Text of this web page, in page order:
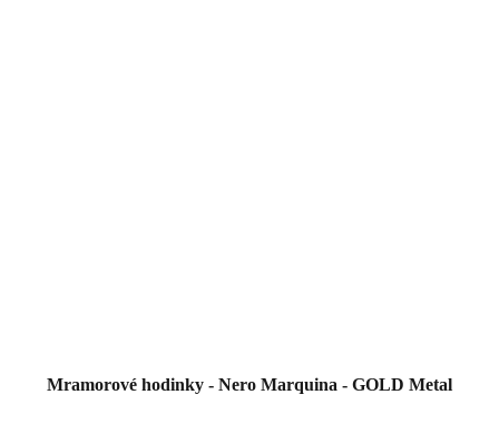
Mramorové hodinky - Nero Marquina - GOLD Metal